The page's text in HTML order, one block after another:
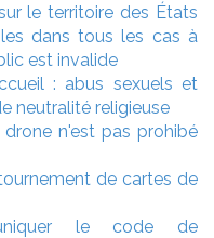
le territoire des États
dans tous les cas à
est invalide
: abus sexuels et
neutralité religieuse
n'est pas prohibé
de cartes de
le code de